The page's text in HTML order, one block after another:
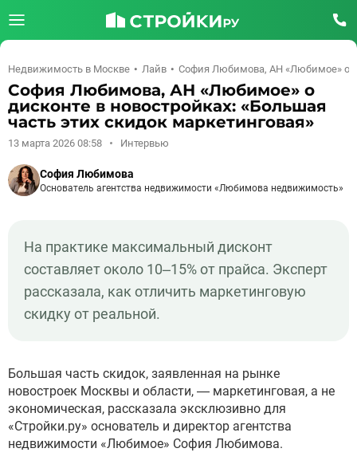
Недвижимость в Москве Лайв София Любимова, АН «Любимое» о
София Любимова, АН «Любимое» о
дисконте в новостройках: «Большая
часть этих скидок маркетинговая»
13 марта 2026 08:58 Интервью
София Любимова
Основатель агентства недвижимости «Любимова недвижимость»
На практике максимальный дисконт
составляет около 10–15% от прайса. Эксперт
рассказала, как отличить маркетинговую
скидку от реальной.
Большая часть скидок, заявленная на рынке
новостроек Москвы и области, — маркетинговая, а не
экономическая, рассказала эксклюзивно для
«Стройки.ру» основатель и директор агентства
недвижимости «Любимое» София Любимова.